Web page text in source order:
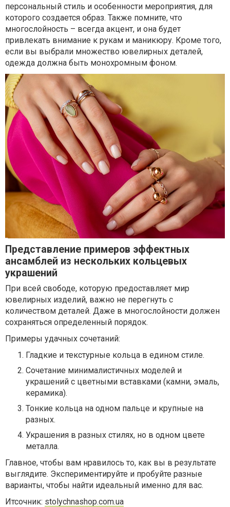
персональный стиль и особенности мероприятия, для
которого создается образ. Также помните, что
многослойность – всегда акцент, и она будет
привлекать внимание к рукам и маникюру. Кроме того,
если вы выбрали множество ювелирных деталей,
одежда должна быть монохромным фоном.
Представление примеров эффектных
ансамблей из нескольких кольцевых
украшений
При всей свободе, которую предоставляет мир
ювелирных изделий, важно не перегнуть с
количеством деталей. Даже в многослойности должен
сохраняться определенный порядок.
Примеры удачных сочетаний:
Гладкие и текстурные кольца в едином стиле.
Сочетание минималистичных моделей и
украшений с цветными вставками (камни, эмаль,
керамика).
Тонкие кольца на одном пальце и крупные на
разных.
Украшения в разных стилях, но в одном цвете
металла.
Главное, чтобы вам нравилось то, как вы в результате
выглядите. Экспериментируйте и пробуйте разные
варианты, чтобы найти идеальный именно для вас.
Итсочник: stolychnashop.com.ua